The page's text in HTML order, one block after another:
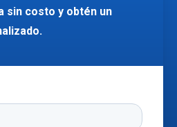
sin costo y obtén un